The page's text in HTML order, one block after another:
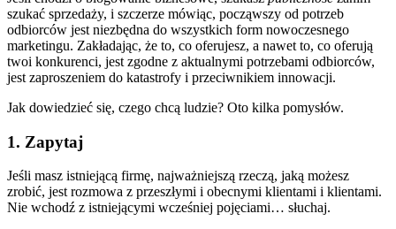
szukać sprzedaży, i szczerze mówiąc, począwszy od potrzeb
odbiorców jest niezbędna do wszystkich form nowoczesnego
marketingu. Zakładając, że to, co oferujesz, a nawet to, co oferują
twoi konkurenci, jest zgodne z aktualnymi potrzebami odbiorców,
jest zaproszeniem do katastrofy i przeciwnikiem innowacji.
Jak dowiedzieć się, czego chcą ludzie? Oto kilka pomysłów.
1. Zapytaj
Jeśli masz istniejącą firmę, najważniejszą rzeczą, jaką możesz
zrobić, jest rozmowa z przeszłymi i obecnymi klientami i klientami.
Nie wchodź z istniejącymi wcześniej pojęciami… słuchaj.